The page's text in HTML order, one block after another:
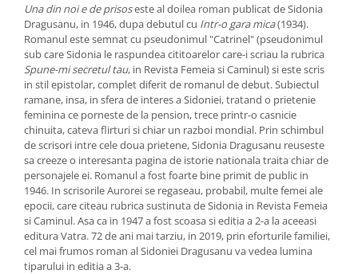
Una din noi e de prisoseste al doilea roman publicat de Sidonia
Dragusanu, in 1946, dupa debutul cu Intr-o gara mica(1934).
Romanul este semnat cu pseudonimul "Catrinel" (pseudonimul
sub care Sidonia le raspundea cititoarelor care-i scriau la rubrica
Spune-mi secretul tau, in Revista Femeia si Caminul) si este scris
in stil epistolar, complet diferit de romanul de debut. Subiectul
ramane, insa, in sfera de interes a Sidoniei, tratand o prietenie
feminina ce porneste de la pension, trece printr-o casnicie
chinuita, cateva flirturi si chiar un razboi mondial. Prin schimbul
de scrisori intre cele doua prietene, Sidonia Dragusanu reuseste
sa creeze o interesanta pagina de istorie nationala traita chiar de
personajele ei. Romanul a fost foarte bine primit de public in
1946. In scrisorile Aurorei se regaseau, probabil, multe femei ale
epocii, care citeau rubrica sustinuta de Sidonia in Revista Femeia
si Caminul. Asa ca in 1947 a fost scoasa si editia a 2-a la aceeasi
editura Vatra. 72 de ani mai tarziu, in 2019, prin eforturile familiei,
cel mai frumos roman al Sidoniei Dragusanu va vedea lumina
tiparului in editia a 3-a.